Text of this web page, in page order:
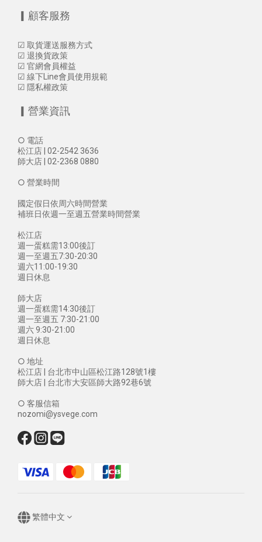
▎顧客服務
☑ 取貨運送服務方式
☑ 退換貨政策
☑ 官網會員權益
☑ 線下Line會員使用規範
☑ 隱私權政策
▎營業資訊
○ 電話
松江店 | 02-2542 3636
師大店 | 02-2368 0880
○ 營業時間
國定假日依周六時間營業
補班日依週一至週五營業時間營業
松江店
週一蛋糕需13:00後訂
週一至週五7:30-20:30
週六11:00-19:30
週日休息
師大店
週一蛋糕需14:30後訂
週一至週五 7:30-21:00
週六 9:30-21:00
週日休息
○ 地址
松江店 | 台北市中山區松江路128號1樓
師大店 | 台北市大安區師大路92巷6號
○ 客服信箱
nozomi@ysvege.com
繁體中文